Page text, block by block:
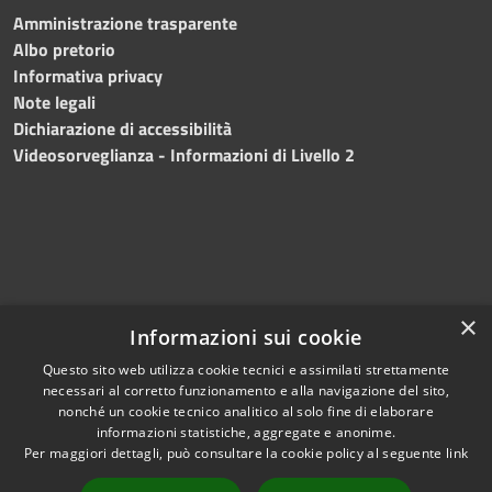
Amministrazione trasparente
Albo pretorio
Informativa privacy
Note legali
Dichiarazione di accessibilità
Videosorveglianza - Informazioni di Livello 2
Accessibilità
Privacy
Copyright © 2024 •
Comune di Mazara del
Vallo• Powered
×
Informazioni sui cookie
Questo sito web utilizza cookie tecnici e assimilati strettamente
necessari al corretto funzionamento e alla navigazione del sito,
nonché un cookie tecnico analitico al solo fine di elaborare
informazioni statistiche, aggregate e anonime.
Per maggiori dettagli, può consultare la cookie policy al seguente link